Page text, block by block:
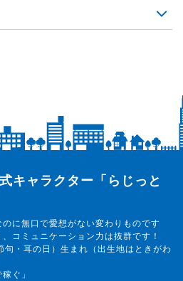
キャラクター「らじっと
のに無口で愛想がない変わりものです
コミュニケーション力は抜群です！
句・耳の日）生まれ（出生地はときがわ
ぐ」